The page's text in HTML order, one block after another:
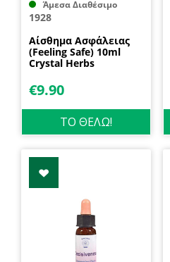
Άμεσα Διαθέσιμο
1928
Αίσθημα Ασφάλειας
(Feeling Safe) 10ml
Crystal Herbs
€9.90
ΤΟ ΘΕΛΩ!